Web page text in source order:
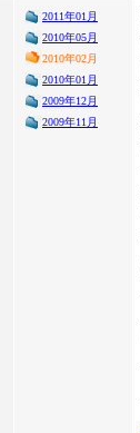
2011年01月
2010年05月
2010年02月
2010年01月
2009年12月
2009年11月